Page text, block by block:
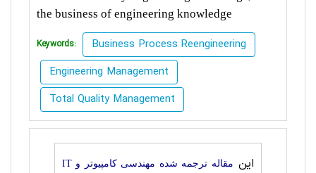
the business of engineering knowledge
Keywords:
Business Process Reengineering
Engineering Management
Total Quality Management
این مقاله ترجمه شده مهندسی کامپیوتر و IT